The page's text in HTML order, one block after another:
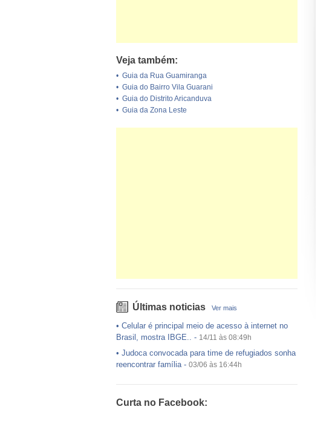
Veja também:
• Guia da Rua Guamiranga
• Guia do Bairro Vila Guarani
• Guia do Distrito Aricanduva
• Guia da Zona Leste
Últimas noticias Ver mais
• Celular é principal meio de acesso à internet no
Brasil, mostra IBGE.. - 14/11 às 08:49h
• Judoca convocada para time de refugiados sonha
reencontrar família- 03/06 às 16:44h
•Exército egípcio diz que encontrou destroços de
Curta no Facebook: